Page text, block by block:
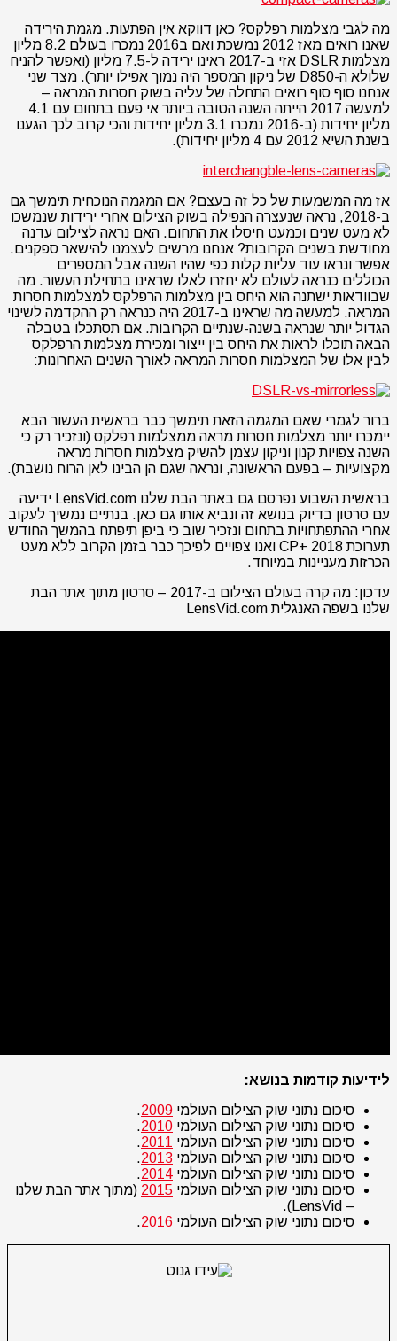
מה לגבי מצלמות רפלקס? כאן דווקא אין הפתעות. מגמת הירידה
שאנו רואים מאז 2012 נמשכת ואם ב2016 נמכרו בעולם 8.2 מליון
מצלמות DSLR אזי ב-2017 ראינו ירידה ל-7.5 מליון (ואפשר להניח
שלולא ה-D850 של ניקון המספר היה נמוך אפילו יותר). מצד שני
אנחנו סוף סוף רואים התחלה של עליה בשוק חסרות המראה –
למעשה 2017 הייתה השנה הטובה ביותר אי פעם בתחום עם 4.1
מליון יחידות (ב-2016 נמכרו 3.1 מליון יחידות והכי קרוב לכך הגענו
בשנת השיא 2012 עם 4 מליון יחידות).
אז מה המשמעות של כל זה בעצם? אם המגמה הנוכחית תימשך גם
ב-2018, נראה שנעצרה הנפילה בשוק הצילום אחרי ירידות שנמשכו
לא מעט שנים וכמעט חיסלו את התחום. האם נראה לצילום עדנה
מחודשת בשנים הקרובות? אנחנו מרשים לעצמנו להישאר ספקנים.
אפשר ונראו עוד עליות קלות כפי שהיו השנה אבל המספרים
הכוללים כנראה לעולם לא יחזרו לאלו שראינו בתחילת העשור. מה
שבוודאות ישתנה הוא היחס בין מצלמות הרפלקס למצלמות חסרות
המראה. למעשה מה שראינו ב-2017 היה כנראה רק ההקדמה לשינוי
הגדול יותר שנראה בשנה-שנתיים הקרובות. אם תסתכלו בטבלה
הבאה תוכלו לראות את היחס בין ייצור ומכירת מצלמות הרפלקס
לבין אלו של המצלמות חסרות המראה לאורך השנים האחרונות:
ברור לגמרי שאם המגמה הזאת תימשך כבר בראשית העשור הבא
יימכרו יותר מצלמות חסרות מראה ממצלמות רפלקס (ונזכיר רק כי
השנה צפויות קנון וניקון עצמן להשיק מצלמות חסרות מראה
מקצועיות – בפעם הראשונה, ונראה שגם הן הבינו לאן הרוח נושבת).
בראשית השבוע נפרסם גם באתר הבת שלנו LensVid.com ידיעה
עם סרטון בדיוק בנושא זה ונביא אותו גם כאן. בנתיים נמשיך לעקוב
אחרי ההתפתחויות בתחום ונזכיר שוב כי ביפן תיפתח בהמשך החודש
תערוכת CP+ 2018 ואנו צפויים לפיכך כבר בזמן הקרוב ללא מעט
הכרזות מעניינות במיוחד.
עדכון: מה קרה בעולם הצילום ב-2017 – סרטון מתוך אתר הבת
שלנו בשפה האנגלית LensVid.com
לידיעות קודמות בנושא:
סיכום נתוני שוק הצילום העולמי 2009
.
סיכום נתוני שוק הצילום העולמי 2010
.
סיכום נתוני שוק הצילום העולמי 2011
.
סיכום נתוני שוק הצילום העולמי 2013
.
סיכום נתוני שוק הצילום העולמי 2014
.
סיכום נתוני שוק הצילום העולמי 2015 (מתוך אתר הבת שלנו
– LensVid).
סיכום נתוני שוק הצילום העולמי 2016
.